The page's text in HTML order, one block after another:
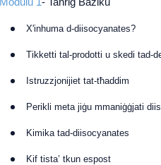
X'inhuma d-diisocyanates?
Tikketti tal-prodotti u skedi tad-
Istruzzjonijiet tat-tħaddim
Perikli meta jiġu mmaniġġjati
Kimika tad-diisocyanates
Kif tista’ tkun espost